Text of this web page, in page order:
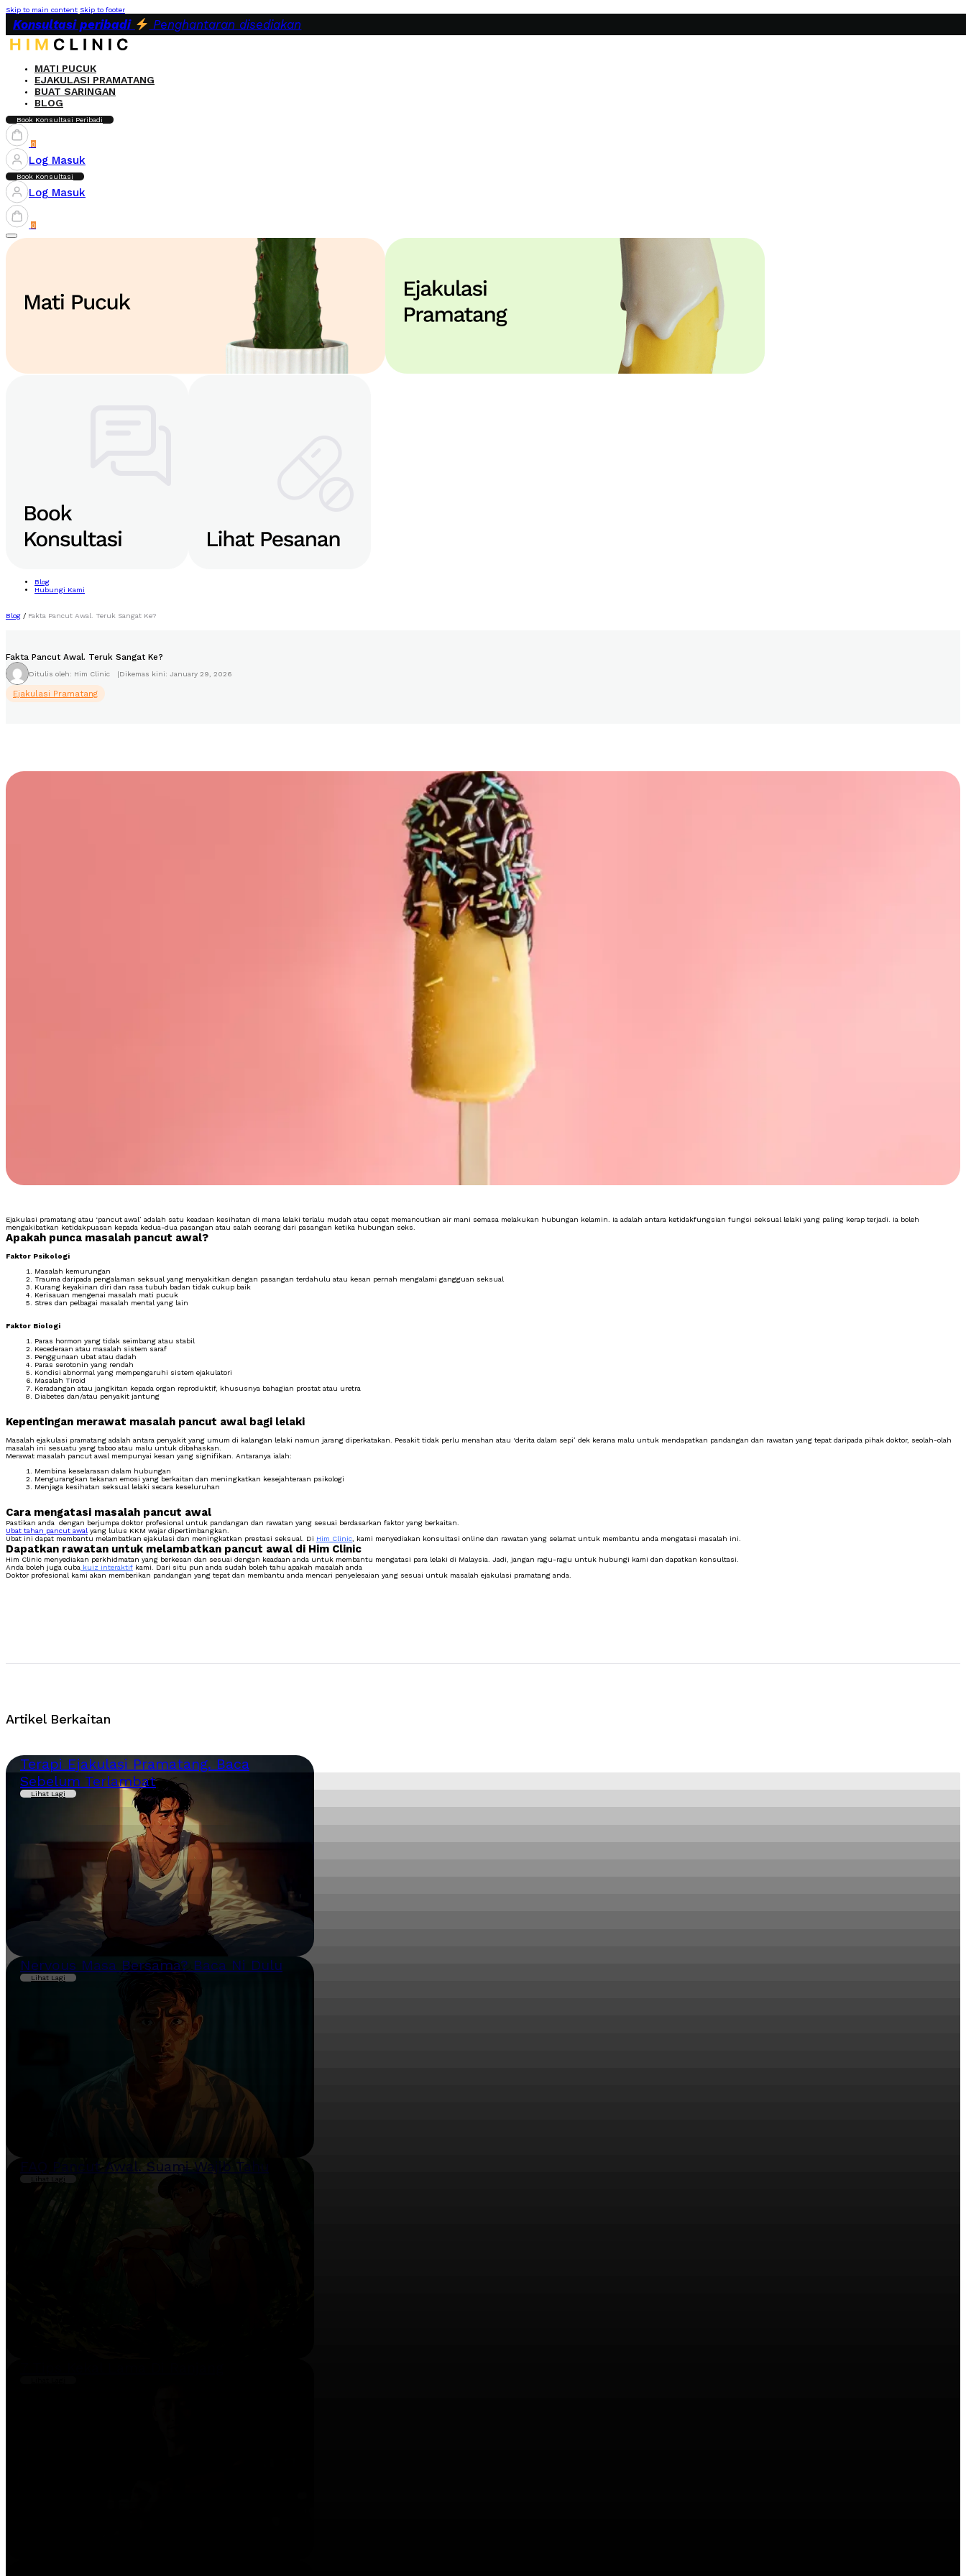
Skip to main content Skip to footer
Konsultasi peribadi Penghantaran disediakan
MATI PUCUK
EJAKULASI PRAMATANG
BUAT SARINGAN
BLOG
Book Konsultasi Peribadi
0
Log Masuk
Book Konsultasi
Log Masuk
0
Blog
Hubungi Kami
Blog / Fakta Pancut Awal. Teruk Sangat Ke?
Fakta Pancut Awal. Teruk Sangat Ke?
Ditulis oleh: Him Clinic |Dikemas kini: January 29, 2026
Ejakulasi Pramatang
Ejakulasi pramatang atau ‘pancut awal’ adalah satu keadaan kesihatan di mana lelaki terlalu mudah atau cepat memancutkan air mani semasa melakukan hubungan kelamin. Ia adalah antara ketidakfungsian fungsi seksual lelaki yang paling kerap terjadi. Ia boleh
mengakibatkan ketidakpuasan kepada kedua-dua pasangan atau salah seorang dari pasangan ketika hubungan seks.
Apakah punca masalah pancut awal?
Faktor Psikologi
Masalah kemurungan
Trauma daripada pengalaman seksual yang menyakitkan dengan pasangan terdahulu atau kesan pernah mengalami gangguan seksual
Kurang keyakinan diri dan rasa tubuh badan tidak cukup baik
Kerisauan mengenai masalah mati pucuk
Stres dan pelbagai masalah mental yang lain
Faktor Biologi
Paras hormon yang tidak seimbang atau stabil
Kecederaan atau masalah sistem saraf
Penggunaan ubat atau dadah
Paras serotonin yang rendah
Kondisi abnormal yang mempengaruhi sistem ejakulatori
Masalah Tiroid
Keradangan atau jangkitan kepada organ reproduktif, khususnya bahagian prostat atau uretra
Diabetes dan/atau penyakit jantung
Kepentingan merawat masalah pancut awal bagi lelaki
Masalah ejakulasi pramatang adalah antara penyakit yang umum di kalangan lelaki namun jarang diperkatakan. Pesakit tidak perlu menahan atau ‘derita dalam sepi’ dek kerana malu untuk mendapatkan pandangan dan rawatan yang tepat daripada pihak doktor, seolah-olah
masalah ini sesuatu yang taboo atau malu untuk dibahaskan.
Merawat masalah pancut awal mempunyai kesan yang signifikan. Antaranya ialah:
Membina keselarasan dalam hubungan
Mengurangkan tekanan emosi yang berkaitan dan meningkatkan kesejahteraan psikologi
Menjaga kesihatan seksual lelaki secara keseluruhan
Cara mengatasi masalah pancut awal
Pastikan anda dengan berjumpa doktor profesional untuk pandangan dan rawatan yang sesuai berdasarkan faktor yang berkaitan.
Ubat tahan pancut awal yang lulus KKM wajar dipertimbangkan.
Ubat ini dapat membantu melambatkan ejakulasi dan meningkatkan prestasi seksual. Di Him Clinic, kami menyediakan konsultasi online dan rawatan yang selamat untuk membantu anda mengatasi masalah ini.
Dapatkan rawatan untuk melambatkan pancut awal di Him Clinic
Him Clinic menyediakan perkhidmatan yang berkesan dan sesuai dengan keadaan anda untuk membantu mengatasi para lelaki di Malaysia. Jadi, jangan ragu-ragu untuk hubungi kami dan dapatkan konsultasi.
Anda boleh juga cuba kuiz interaktif kami. Dari situ pun anda sudah boleh tahu apakah masalah anda
Doktor profesional kami akan memberikan pandangan yang tepat dan membantu anda mencari penyelesaian yang sesuai untuk masalah ejakulasi pramatang anda.
Artikel Berkaitan
Terapi Ejakulasi Pramatang. Baca
Sebelum Terlambat
Lihat Lagi
Nervous Masa Bersama? Baca Ni Dulu
Lihat Lagi
FAQ Pancut Awal. Suami Wajib Tahu
Lihat Lagi